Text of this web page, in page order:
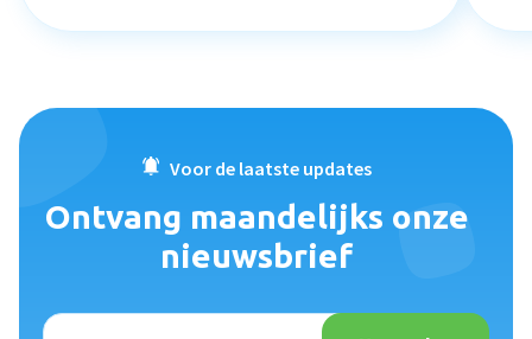
Voor de laatste updates
Ontvang maandelijks onze
nieuwsbrief